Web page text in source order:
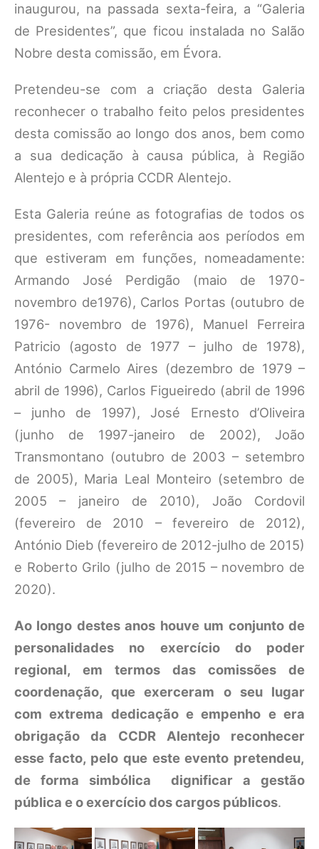
inaugurou, na passada sexta-feira, a “Galeria
de Presidentes”, que ficou instalada no Salão
Nobre desta comissão, em Évora.
Pretendeu-se com a criação desta Galeria
reconhecer o trabalho feito pelos presidentes
desta comissão ao longo dos anos, bem como
a sua dedicação à causa pública, à Região
Alentejo e à própria CCDR Alentejo.
Esta Galeria reúne as fotografias de todos os
presidentes, com referência aos períodos em
que estiveram em funções, nomeadamente:
Armando José Perdigão (maio de 1970-
novembro de1976), Carlos Portas (outubro de
1976- novembro de 1976), Manuel Ferreira
Patricio (agosto de 1977 – julho de 1978),
António Carmelo Aires (dezembro de 1979 –
abril de 1996), Carlos Figueiredo (abril de 1996
– junho de 1997), José Ernesto d’Oliveira
(junho de 1997-janeiro de 2002), João
Transmontano (outubro de 2003 – setembro
de 2005), Maria Leal Monteiro (setembro de
2005 – janeiro de 2010), João Cordovil
(fevereiro de 2010 – fevereiro de 2012),
António Dieb (fevereiro de 2012-julho de 2015)
e Roberto Grilo (julho de 2015 – novembro de
2020).
Ao longo destes anos houve um conjunto de
personalidades no exercício do poder
regional, em termos das comissões de
coordenação, que exerceram o seu lugar
com extrema dedicação e empenho e era
obrigação da CCDR Alentejo reconhecer
esse facto, pelo que este evento pretendeu,
de forma simbólica dignificar a gestão
pública e o exercício dos cargos públicos.